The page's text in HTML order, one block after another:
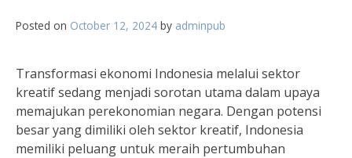
Posted on October 12, 2024 by adminpub
Transformasi ekonomi Indonesia melalui sektor
kreatif sedang menjadi sorotan utama dalam upaya
memajukan perekonomian negara. Dengan potensi
besar yang dimiliki oleh sektor kreatif, Indonesia
memiliki peluang untuk meraih pertumbuhan